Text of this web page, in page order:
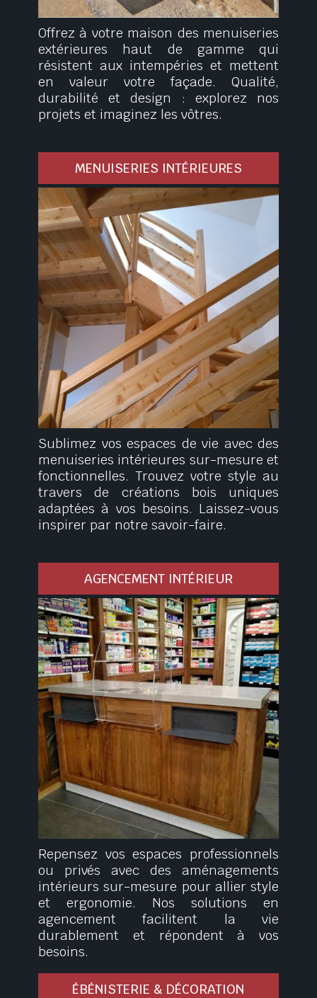
Offrez à votre maison des menuiseries
extérieures haut de gamme qui
résistent aux intempéries et mettent
en valeur votre façade. Qualité,
durabilité et design : explorez nos
projets et imaginez les vôtres.
MENUISERIES INTÉRIEURES
Sublimez vos espaces de vie avec des
menuiseries intérieures sur-mesure et
fonctionnelles. Trouvez votre style au
travers de créations bois uniques
adaptées à vos besoins. Laissez-vous
inspirer par notre savoir-faire.
AGENCEMENT INTÉRIEUR
Repensez vos espaces professionnels
ou privés avec des aménagements
intérieurs sur-mesure pour allier style
et ergonomie. Nos solutions en
agencement facilitent la vie
durablement et répondent à vos
besoins.
ÉBÉNISTERIE & DÉCORATION